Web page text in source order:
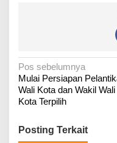
N
a
v
g
Pos sebelumnya
Mulai Persiapan
Wali Kota dan Wakil Wali
Kota Terpilih
Posting Terkait